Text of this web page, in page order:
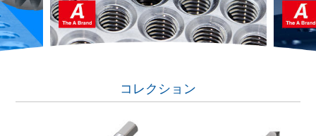
コレクション